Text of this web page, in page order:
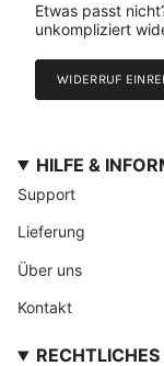
Etwas passt
unkompliziert
WIDERRUF
HILFE &
Support
Lieferung
Über uns
Kontakt
RECHTLICHES